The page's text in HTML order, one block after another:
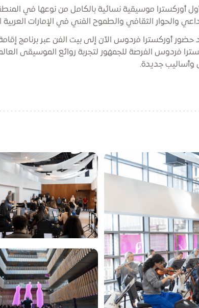
خلال إكسبو 2020 دبي، لتكون أول أوركسترا موسيقية نسائية بالكامل
والحوار الثقافي والطموح الفني في الإمارات العربية
أوركسترا فردوس الآن إلى بيت الفن عبر برنامج
فردوس الفرصة للجمهور لتجربة روائع الموسيقى
وأساليب جديدة.